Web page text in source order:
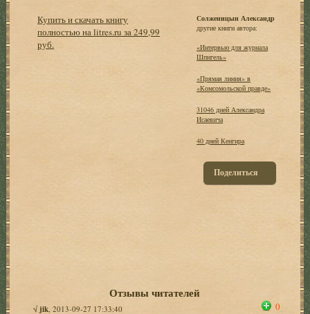
Купить и скачать книгу
полностью на litres.ru за 249,99
руб.
Солженицын Александр
другие книги автора:
«Интервью для журнала
Шпигель»
«Прямая линия» в
«Комсомольской правде»
31046 дней Александра
Исаевича
40 дней Кенгира
Поделиться
Отзывы читателей
√ jik , 2013-09-27 17:33:40 0